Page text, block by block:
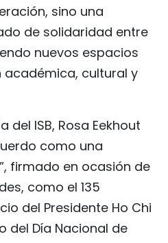
sino una
de solidaridad entre
nuevos espacios
cultural y
del ISB, Rosa Eekhout
como una
firmado en ocasión de
como el 135
del Presidente Ho Chi
del Día Nacional de